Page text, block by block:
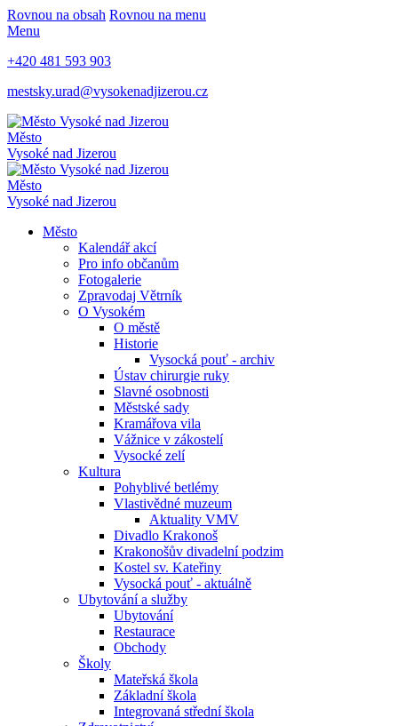
Rovnou na obsah Rovnou na menu
Menu
+420 481 593 903
mestsky.urad@vysokenadjizerou.cz
Město
Vysoké nad Jizerou
Město
Vysoké nad Jizerou
Město
Kalendář akcí
Pro info občanům
Fotogalerie
Zpravodaj Větrník
O Vysokém
O městě
Historie
Vysocká pouť - archiv
Ústav chirurgie ruky
Slavné osobnosti
Městské sady
Kramářova vila
Vážnice v zákostelí
Vysocké zelí
Kultura
Pohyblivé betlémy
Vlastivědné muzeum
Aktuality VMV
Divadlo Krakonoš
Krakonošův divadelní podzim
Kostel sv. Kateřiny
Vysocká pouť - aktuálně
Ubytování a služby
Ubytování
Restaurace
Obchody
Školy
Mateřská škola
Základní škola
Integrovaná střední škola